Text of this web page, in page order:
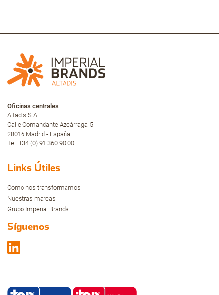
Oficinas centrales
Altadis S.A.
Calle Comandante Azcárraga, 5
28016 Madrid - España
Tel: +34 (0) 91 360 90 00
Links Útiles
Como nos transformamos
Nuestras marcas
Grupo Imperial Brands
Síguenos